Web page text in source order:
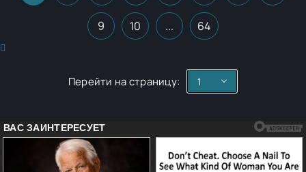
9 10 ... 64
Перейти на страницу: